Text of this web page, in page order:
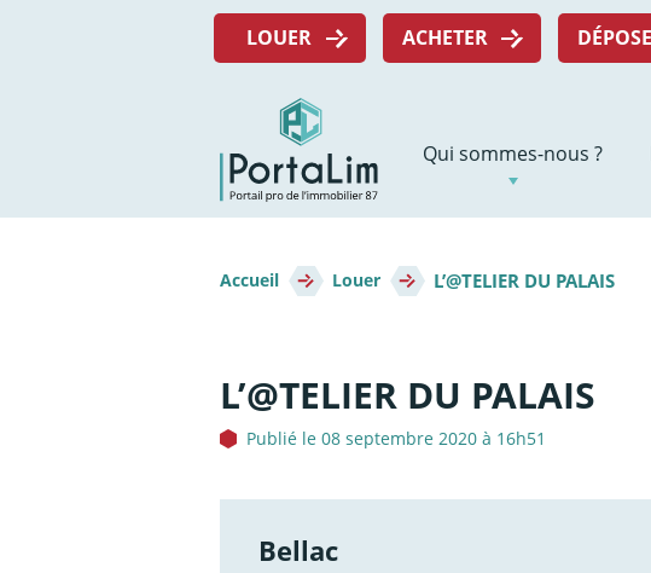
Menu
LOUER ACHETER
Navigation
principale
Qui sommes-nous ?
d'Ariane
Accueil Louer L’@TELIER DU PALAIS
L’@TELIER DU PALAIS
Publié le 08 septembre 2020 à 16h51
Bellac